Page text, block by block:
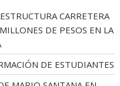
CARRETERA
DE PESOS EN LA
DE ESTUDIANTES